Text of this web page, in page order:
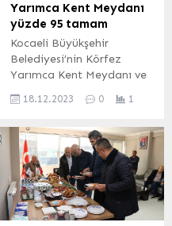
Yarımca Kent Meydanı
yüzde 95 tamam
Kocaeli Büyükşehir
Belediyesi’nin Körfez
Yarımca Kent Meydanı ve
projesi kapsamında
büyük oranda
tamamlandı. KOCAELİ
(İGFA) – Kent genelinde
birçok noktaya sosyal
yaşam alanları oluşturan
Kocaeli Büyükşehir
18.12.2023 0 1